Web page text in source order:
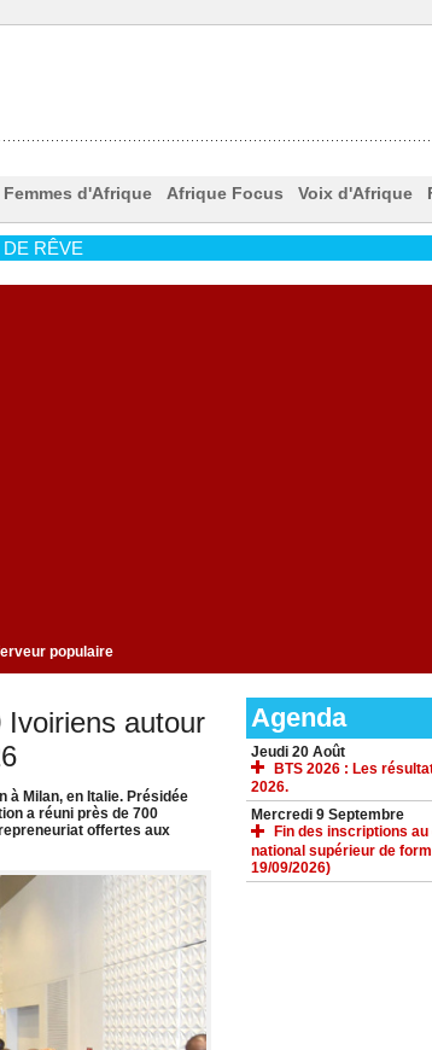
Femmes d'Afrique Afrique Focus Voix d'Afrique
RÊVE
militaire et ferveur populaire
Ivoiriens autour
à Milan, en Italie. Présidée
a réuni près de 700
offertes aux
Agenda
Jeudi 20 Août
BTS 2026 : Les
2026.
Mercredi 9 Septembre
Fin des inscriptions
national supérieur de
19/09/2026)